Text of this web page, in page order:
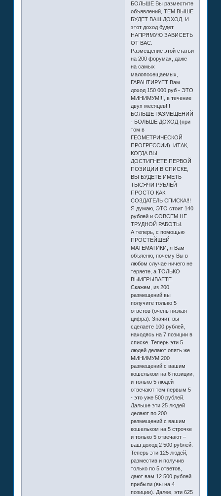
БОЛЬШЕ Вы разместите
объявлений, ТЕМ ВЫШЕ
БУДЕТ ВАШ ДОХОД. И
этот доход будет
НАПРЯМУЮ ЗАВИСЕТЬ
ОТ ВАС.
Размещение этой статьи
на 200 форумах, даже
на самых
малопосещаемых,
ГАРАНТИРУЕТ Вам
доход 150 000 руб - ЭТО
МИНИМУМ!!!, в течение
двух месяцев!!!
БОЛЬШЕ РАЗМЕЩЕНИЙ
- БОЛЬШЕ ДОХОД (при
том в
ГЕОМЕТРИЧЕСКОЙ
ПРОГРЕССИИ). ИТАК,
КОГДА ВЫ
ДОСТИГНЕТЕ ПЕРВОЙ
ПОЗИЦИИ В СПИСКЕ,
ВЫ БУДЕТЕ ИМЕТЬ
ТЫСЯЧИ РУБЛЕЙ
ПРОСТО КАК
СОЗДАТЕЛЬ СПИСКА!!!
Я думаю, ЭТО стоит 140
рублей и СОВСЕМ НЕ
ТРУДНОЙ РАБОТЫ.
А теперь, с помощью
ПРОСТЕЙШЕЙ
МАТЕМАТИКИ, я Вам
объясню, почему Вы в
любом случае ничего не
теряете, а ТОЛЬКО
ВЫИГРЫВАЕТЕ.
Скажем, из 200
размещений вы
получите только 5
ответов (очень низкая
цифра). Значит, вы
сделаете 100 рублей,
находясь на 7 позиции в
списке. Теперь эти 5
людей делают опять же
МИНИМУМ 200
размещений с вашим
кошельком на 6 позиции,
и только 5 людей
отвечают тем первым 5
- это уже 500 рублей.
Дальше эти 25 людей
делают по 200
размещений с вашим
кошельком на 5 строчке
и только 5 отвечают –
ваш доход 2 500 рублей.
Теперь эти 125 людей,
разместив и получив
только по 5 ответов,
дают вам 12 500 рублей
прибыли (вы на 4
позиции). Далее, эти 625